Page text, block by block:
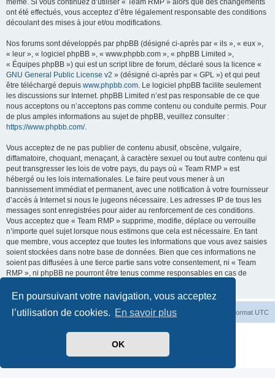
En poursuivant votre navigation, vous acceptez
l’utilisation de cookies. En savoir plus
OK
même. Si vous continuez d’utiliser « Team RMP » alors que des changements
ont été effectués, vous acceptez d’être légalement responsable des conditions
découlant des mises à jour et/ou modifications.
Nos forums sont développés par phpBB (désigné ci-après par « ils », « eux »,
« leur », « logiciel phpBB », « www.phpbb.com », « phpBB Limited »,
« Équipes phpBB ») qui est un script libre de forum, déclaré sous la licence «
GNU General Public License v2 » (désigné ci-après par « GPL ») et qui peut
être téléchargé depuis www.phpbb.com. Le logiciel phpBB facilite seulement
les discussions sur Internet. phpBB Limited n’est pas responsable de ce que
nous acceptons ou n’acceptons pas comme contenu ou conduite permis. Pour
de plus amples informations au sujet de phpBB, veuillez consulter :
https://www.phpbb.com/.
Vous acceptez de ne pas publier de contenu abusif, obscène, vulgaire,
diffamatoire, choquant, menaçant, à caractère sexuel ou tout autre contenu qui
peut transgresser les lois de votre pays, du pays où « Team RMP » est
hébergé ou les lois internationales. Le faire peut vous mener à un
bannissement immédiat et permanent, avec une notification à votre fournisseur
d’accès à Internet si nous le jugeons nécessaire. Les adresses IP de tous les
messages sont enregistrées pour aider au renforcement de ces conditions.
Vous acceptez que « Team RMP » supprime, modifie, déplace ou verrouille
n’importe quel sujet lorsque nous estimons que cela est nécessaire. En tant
que membre, vous acceptez que toutes les informations que vous avez saisies
soient stockées dans notre base de données. Bien que ces informations ne
soient pas diffusées à une tierce partie sans votre consentement, ni « Team
RMP », ni phpBB ne pourront être tenus comme responsables en cas de
Index du forum Heures au format UTC
Développé parphpBB® Forum Software © phpBB Limited
Traduit par
Confidentialité|Conditions